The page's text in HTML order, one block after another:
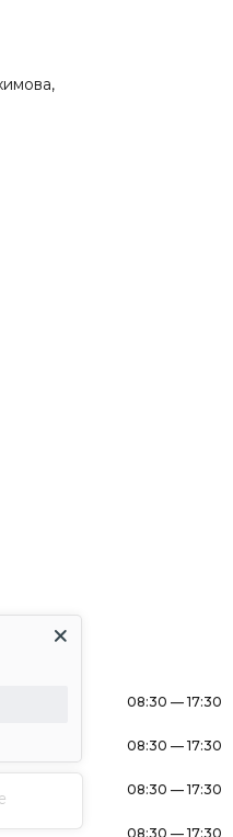
08:30 — 17:30
08:30 — 17:30
08:30 — 17:30
08:30 — 17:30